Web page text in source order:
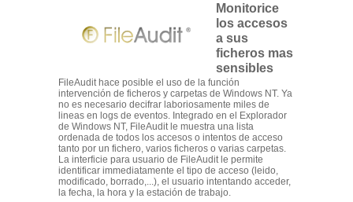
Monitorice
los accesos
a sus
ficheros mas
sensibles
FileAudit hace posible el uso de la función
intervención de ficheros y carpetas de Windows NT. Ya
no es necesario decifrar laboriosamente miles de
lineas en logs de eventos. Integrado en el Explorador
de Windows NT, FileAudit le muestra una lista
ordenada de todos los accesos o intentos de acceso
tanto por un fichero, varios ficheros o varias carpetas.
La interficie para usuario de FileAudit le permite
identificar immediatamente el tipo de acceso (leido,
modificado, borrado,...), el usuario intentando acceder,
la fecha, la hora y la estación de trabajo.